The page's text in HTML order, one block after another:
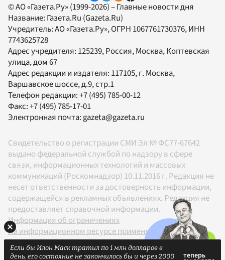
© АО «Газета.Ру» (1999-2026) – Главные новости дня
Название: Газета.Ru (Gazeta.Ru)
Учредитель:АО «Газета.Ру», ОГРН 1067761730376, ИНН
7743625728
Адрес учредителя: 125239, Россия, Москва, Коптевская
улица, дом 67
Адрес редакции и издателя: 117105, г. Москва,
Варшавское шоссе, д.9, стр.1
Телефон редакции:+7 (495) 785-00-12
Факс:+7 (495) 785-17-01
Электронная почта:gazeta@gazeta.ru
Свидетельство о регистрации СМИ Эл № ФС77-67642
выдано федеральной службой по надзору в сфере
связи, информационных технологий и массовых
коммуникаций (Роскомнадзор) 10.11.2016 г. Редакция не
несет ответственности за достоверность информации,
содержащейся в рекламных объявлениях. Редакция не
предоставляет справочной информации.
Информация об ограничениях
На информационном ресурсе применяются
рекомендательные технологии в соответствии с
Правилами
Если бы Илон Маск тратил по 1 млн долларов в
день, его состояние не закончилось бы и через 2000